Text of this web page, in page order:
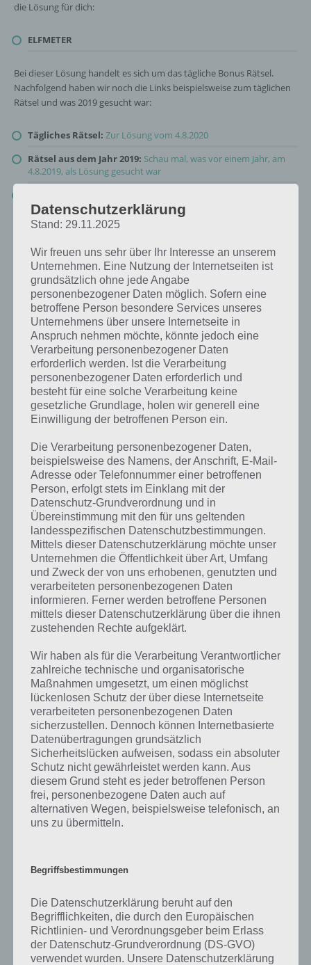
die Lösung für dich:
ELFMETER
Bei dieser Lösung handelt es sich um das tägliche Bonus Rätsel.
Nachfolgend haben wir noch die Links beispielsweise zum täglichen
Rätsel und was 2019 gesucht war:
Tägliches Rätsel: Zur Lösung vom 4.8.2020
Rätsel aus dem Jahr 2019: Schau mal, was vor einem Jahr, am
4.8.2019, als Lösung gesucht war
2020!
Kurze Begriffserklärung zur Lösung
Elfmeter
Elfmeter ist die Lösung für das tägliche Bonus Rätsel am 4.8.2020 in 4
gibt es dazu zu wissen? Passt das Wort auch zu Island? Zu
bestimmten Lösungen präsentieren wir daher auch immer eine
kurze Begriffserklärung!
Der Elfmeter ist ein Strafstoß, der im Fußball vom Schiedsrichter
nach einem Vergehen verhängt wird. Dazu zählen unter anderem
Foulspiele oder die beabsichtigte Hinzunahme der Hand im 16-
Meter-Raum. Die angreifende Mannschaft erhält dann im Eins-
gegen-Eins-Duell zwischen einem Feldspieler und dem Torhüter der
gegnerischen Mannschaft die Chance auf ein Tor. Darüber hinaus
gibt es auch das sogenannte Elfmeterschießen. Dieses wird dann
ausgeführt, wenn es nach der regulären Spielzeit und einer
der den Elfmeter im Jahr 1891 als Ausgleich eines Fouls erdacht hat.
Schnell wurde er ins Regelwerk des irischen und englischen Fußballs
übernommen. In Deutschland wurde der Elfmeter schon zwei Jahre
später im Jahr 1893 eingeführt. Der Strafstoßpunkt liegt genau elf
Meter von der Torlinie entfernt und ist im Strafraum durch einen
Datenschutzerklärung
Stand: 29.11.2025
Wir freuen uns sehr über Ihr Interesse an unserem
Unternehmen. Eine Nutzung der Internetseiten ist
grundsätzlich ohne jede Angabe
personenbezogener Daten möglich. Sofern eine
betroffene Person besondere Services unseres
Unternehmens über unsere Internetseite in
Anspruch nehmen möchte, könnte jedoch eine
Verarbeitung personenbezogener Daten
erforderlich werden. Ist die Verarbeitung
personenbezogener Daten erforderlich und
besteht für eine solche Verarbeitung keine
gesetzliche Grundlage, holen wir generell eine
Einwilligung der betroffenen Person ein.
Die Verarbeitung personenbezogener Daten,
beispielsweise des Namens, der Anschrift, E-Mail-
Adresse oder Telefonnummer einer betroffenen
Person, erfolgt stets im Einklang mit der
Datenschutz-Grundverordnung und in
Übereinstimmung mit den für uns geltenden
landesspezifischen Datenschutzbestimmungen.
Mittels dieser Datenschutzerklärung möchte unser
Unternehmen die Öffentlichkeit über Art, Umfang
und Zweck der von uns erhobenen, genutzten und
verarbeiteten personenbezogenen Daten
informieren. Ferner werden betroffene Personen
mittels dieser Datenschutzerklärung über die ihnen
zustehenden Rechte aufgeklärt.
Wir haben als für die Verarbeitung Verantwortlicher
zahlreiche technische und organisatorische
Maßnahmen umgesetzt, um einen möglichst
lückenlosen Schutz der über diese Internetseite
verarbeiteten personenbezogenen Daten
sicherzustellen. Dennoch können Internetbasierte
Datenübertragungen grundsätzlich
Sicherheitslücken aufweisen, sodass ein absoluter
Schutz nicht gewährleistet werden kann. Aus
diesem Grund steht es jeder betroffenen Person
frei, personenbezogene Daten auch auf
alternativen Wegen, beispielsweise telefonisch, an
uns zu übermitteln.
Begriffsbestimmungen
Die Datenschutzerklärung beruht auf den
Begrifflichkeiten, die durch den Europäischen
Richtlinien- und Verordnungsgeber beim Erlass
der Datenschutz-Grundverordnung (DS-GVO)
verwendet wurden. Unsere Datenschutzerklärung